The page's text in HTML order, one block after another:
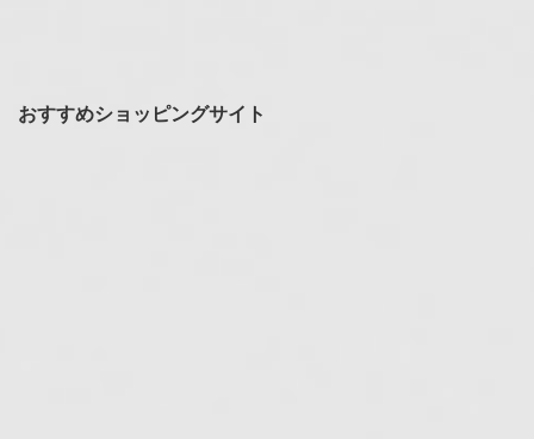
おすすめショッピングサイト